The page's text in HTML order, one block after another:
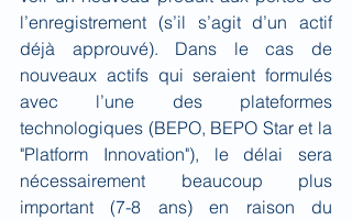
l’enregistrement (s’il s’agit d’un actif
déjà approuvé). Dans le cas de
nouveaux actifs qui seraient formulés
avec l’une des plateformes
technologiques (BEPO, BEPO Star et la
"Platform Innovation"), le délai sera
nécessairement beaucoup plus
important (7-8 ans) en raison du